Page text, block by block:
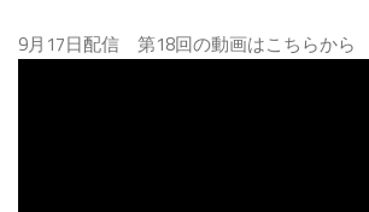
9月17日配信 第18回の動画はこちらから